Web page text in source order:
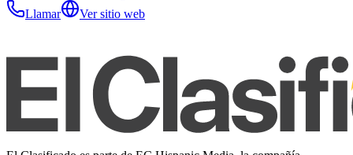
Llamar
Ver sitio web